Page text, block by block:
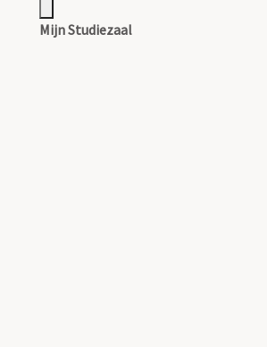
Mijn Studiezaal